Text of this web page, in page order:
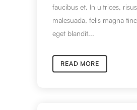
faucibus et. In ultrices,
malesuada, felis magna
eget blandit...
READ MORE